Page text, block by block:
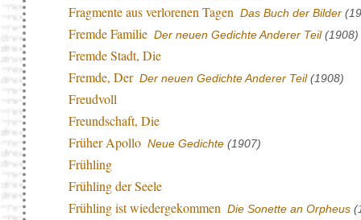
Fragmente aus verlorenen Tagen Das Buch der Bilder
Fremde Familie Der neuen Gedichte Anderer Teil(1908)
Fremde Stadt, Die
Fremde, Der Der neuen Gedichte Anderer Teil(1908)
Freudvoll
Freundschaft, Die
Früher Apollo Neue Gedichte(1907)
Frühling
Frühling der Seele
Frühling ist wiedergekommen Die Sonette an Orpheus